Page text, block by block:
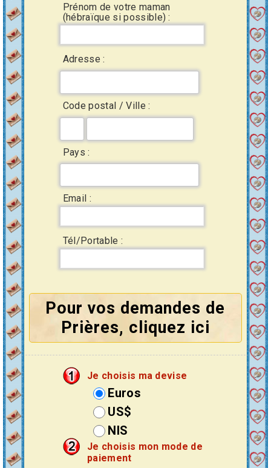
Prénom de votre maman
(hébraïque si possible) :
Adresse :
Code postal / Ville :
Pays :
Email :
Tél/Portable :
Pour vos demandes de
Prières, cliquez ici
Je choisis ma devise
Euros
US$
NIS
Je choisis mon mode de
paiement